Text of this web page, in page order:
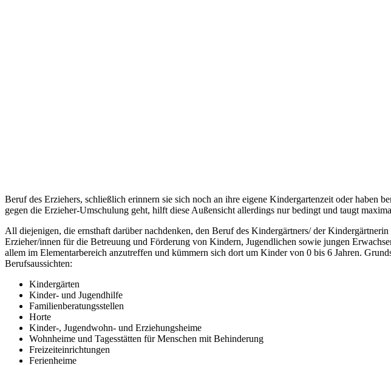
Beruf des Erziehers, schließlich erinnern sie sich noch an ihre eigene Kindergartenzeit oder haben
gegen die Erzieher-Umschulung geht, hilft diese Außensicht allerdings nur bedingt und taugt
All diejenigen, die ernsthaft darüber nachdenken, den Beruf des Kindergärtners/ der
Erzieher/innen für die Betreuung und Förderung von Kindern, Jugendlichen sowie jungen
allem im Elementarbereich anzutreffen und kümmern sich dort um Kinder von 0 bis 6 Jahren.
Berufsaussichten:
Kindergärten
Kinder- und Jugendhilfe
Familienberatungsstellen
Horte
Kinder-, Jugendwohn- und Erziehungsheime
Wohnheime und Tagesstätten für Menschen mit Behinderung
Freizeiteinrichtungen
Ferienheime